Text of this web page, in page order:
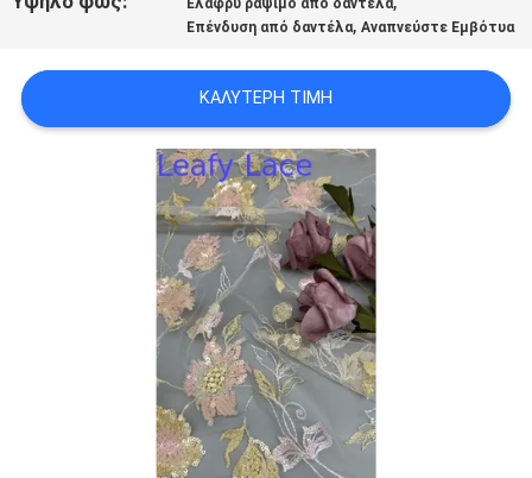
ΠΟΛΙΤΙΚΉ
ΑΠΟΡΡΉΤΟΥ
Ελαφρύ ράψιμο από δαντέλα
Επένδυση από δαντέλα,Αναπνεύστε Εμβότυα
ΚΑΛΎΤΕΡΗ ΤΙΜΉ